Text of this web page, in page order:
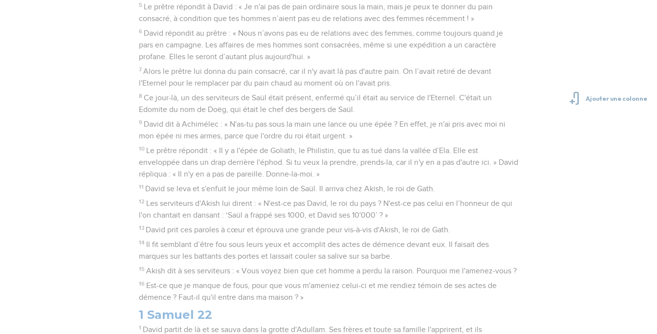
5
Le prêtre répondit à David : « Je n'ai pas de pain ordinaire sous la main, mais je peux te donner du pain
consacré, à condition que tes hommes n’aient pas eu de relations avec des femmes récemment ! »
6 David répondit au prêtre : « Nous n’avons pas eu de relations avec des femmes, comme toujours quand je
pars en campagne. Les affaires de mes hommes sont consacrées, même si une expédition a un caractère
profane. Elles le seront d’autant plus aujourd'hui. »
7 Alors le prêtre lui donna du pain consacré, car il n'y avait là pas d'autre pain. On l’avait retiré de devant
l'Eternel pour le remplacer par du pain chaud au moment où on l'avait pris.
8 Ce jour-là, un des serviteurs de Saül était présent, enfermé qu’il était au service de l'Eternel. C'était un
Edomite du nom de Doëg, qui était le chef des bergers de Saül.
9 David dit à Achimélec : « N'as-tu pas sous la main une lance ou une épée ? En effet, je n'ai pris avec moi ni
mon épée ni mes armes, parce que l'ordre du roi était urgent. »
10
Le prêtre répondit : « Il y a l'épée de Goliath, le Philistin, que tu as tué dans la vallée d’Ela. Elle est
enveloppée dans un drap derrière l'éphod. Si tu veux la prendre, prends-la, car il n'y en a pas d'autre ici. » David
répliqua : « Il n'y en a pas de pareille. Donne-la-moi. »
11 David se leva et s'enfuit le jour même loin de Saül. Il arriva chez Akish, le roi de Gath.
12
Les serviteurs d'Akish lui dirent : « N'est-ce pas David, le roi du pays ? N'est-ce pas celui en l’honneur de qui
l'on chantait en dansant : ‘Saül a frappé ses 1000, et David ses 10'000’ ? »
13 David prit ces paroles à cœur et éprouva une grande peur vis-à-vis d'Akish, le roi de Gath.
14
Il fit semblant d’être fou sous leurs yeux et accomplit des actes de démence devant eux. Il faisait des
marques sur les battants des portes et laissait couler sa salive sur sa barbe.
15 Akish dit à ses serviteurs : « Vous voyez bien que cet homme a perdu la raison. Pourquoi me l'amenez-vous ?
16 Est-ce que je manque de fous, pour que vous m'ameniez celui-ci et me rendiez témoin de ses actes de
démence ? Faut-il qu'il entre dans ma maison ? »
1 Samuel 22
1 David partit de là et se sauva dans la grotte d'Adullam. Ses frères et toute sa famille l'apprirent, et ils